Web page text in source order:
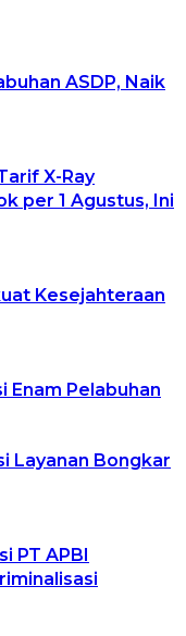
ASDP, Naik
X-Ray
per 1 Agustus, Ini
Kesejahteraan
Enam Pelabuhan
Layanan Bongkar
PT APBI